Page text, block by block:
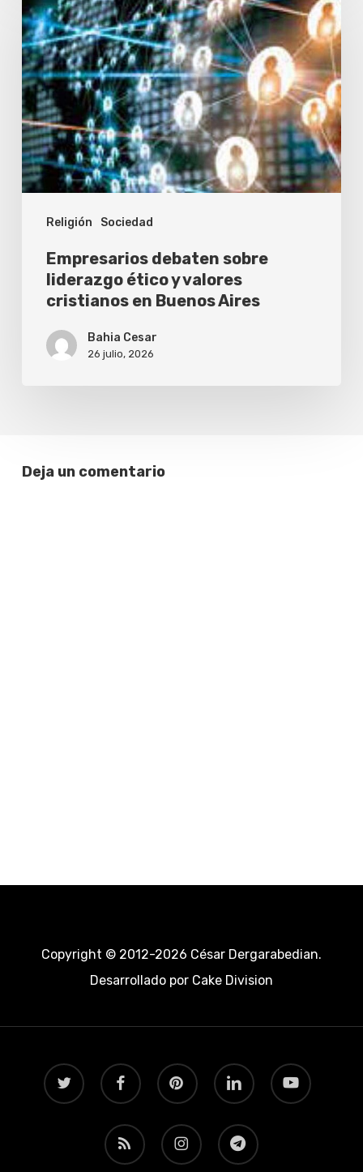
Religión Sociedad
debaten
sobre
liderazgo
ético
y
valores
cristianos
en
Buenos
AiresEmpresarios debaten sobre
liderazgo ético y valores
cristianos en Buenos Aires
Bahia Cesar
26 julio, 2026
Deja un comentario
Copyright © 2012-2026 César Dergarabedian.
Desarrollado porCake Division
twitter facebook pinterest linkedin youtube
RSS instagram telegram